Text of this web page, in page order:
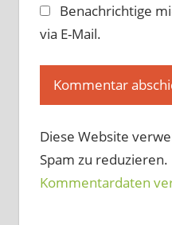
Benachrichtige
via E-Mail.
Diese Website
Spam zu reduzieren.
Kommentardaten